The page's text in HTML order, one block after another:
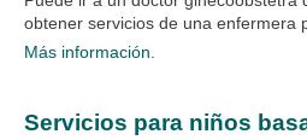
obtener servicios de una enfermera
Más información.
Servicios para niños